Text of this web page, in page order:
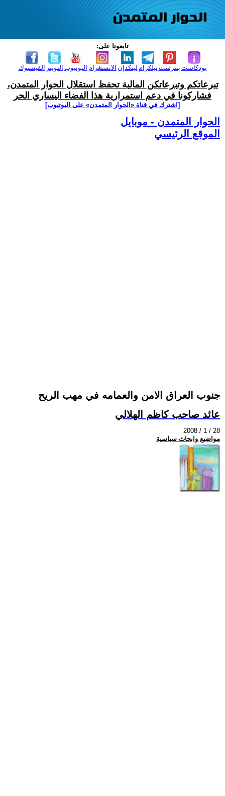
تابعونا على:
الفيسبوك التويتر اليوتيوب الانستغرام لينكدإن تيلكرامبنترست بودكاست
تبرعاتكم وتبرعاتكن المالية تحفظ استقلال الحوار المتمدن،
فشاركونا في دعم استمرارية هذا الفضاء اليساري الحر
[اشترك في قناة ‫«الحوار المتمدن» على اليوتيوب]
الحوار المتمدن - موبايل
الموقع الرئيسي
جنوب العراق الامن والعمامه في مهب الريح
عائد صاحب كاظم الهلالي
2008 / 1 / 28
مواضيع وابحاث سياسية